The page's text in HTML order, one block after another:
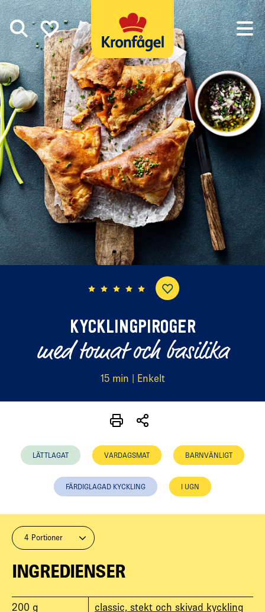
KYCKLINGPIROGER
med tomat och basilika
15 min | Enkelt
LÄTTLAGAT VARDAGSMAT BARNVÄNLIGT
FÄRDIGLAGAD KYCKLING I UGN
4 Portioner
INGREDIENSER
200 g
classic, stekt och skivad kyckling